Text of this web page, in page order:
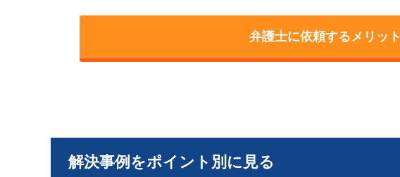
弁護士に依頼するメリット
解決事例をポイント別に見る